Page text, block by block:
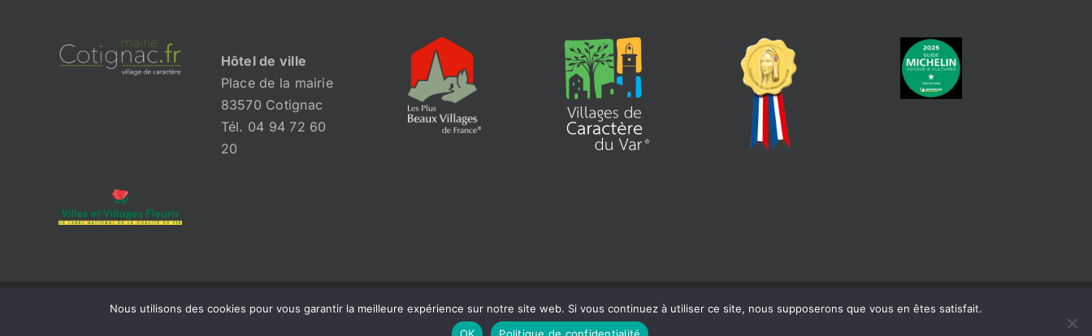
Hôtel de ville
Place de la mairie
83570 Cotignac
Tél. 04 94 72 60
20
© 2026 Mairie de Cotignac | Tous droits réservés | Siret : 218 300 465 000 18 |Mentions légales| Réalisation : Béaba-informatique
Nous utilisons des cookies pour vous garantir la meilleure expérience sur notre site web. Si vous continuez à utiliser ce site, nous supposerons que vous en êtes satisfait.
OK
Politique de confidentialité